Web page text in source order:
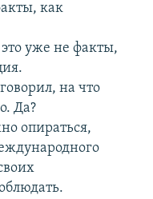
как
уже не факты,
на что
Да?
опираться,